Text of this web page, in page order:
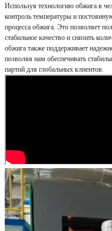
Используя технологию обжига в
контроль температуры и
процесса обжига. Это позволяет
стабильное качество и снизить
обжига также поддерживает
позволяя нам обеспечивать
партий для глобальных клиентов.